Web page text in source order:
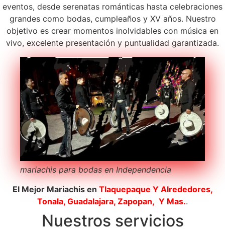
eventos, desde serenatas románticas hasta celebraciones
grandes como bodas, cumpleaños y XV años. Nuestro
objetivo es crear momentos inolvidables con música en
vivo, excelente presentación y puntualidad garantizada.
mariachis para bodas en Independencia
El Mejor Mariachis en Tlaquepaque Y Alrededores,
Tonala, Guadalajara, Zapopan, Y Mas..
Nuestros servicios